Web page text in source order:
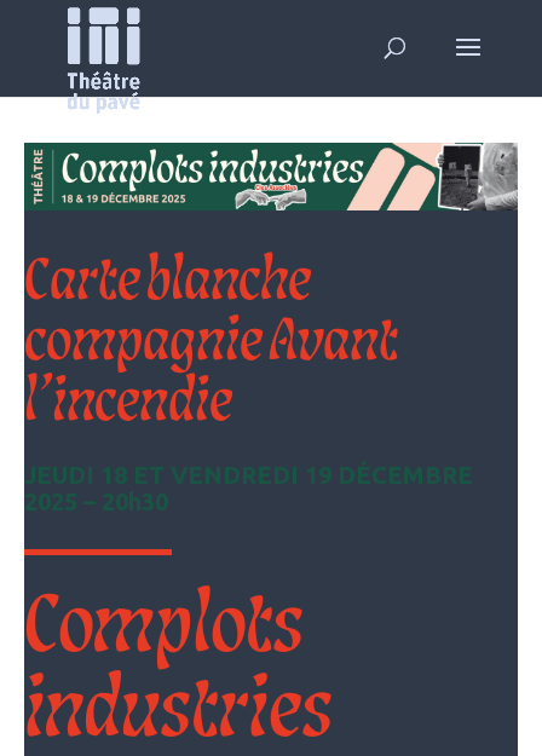
Carte blanche
compagnie Avant
l’incendie
JEUDI 18 ET VENDREDI 19 DÉCEMBRE
2025 – 20h30
Complots
industries